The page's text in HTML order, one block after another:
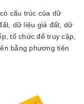
cấu trúc của dữ
dữ liệu giá đất, dữ
tổ chức để truy cập,
bằng phương tiện